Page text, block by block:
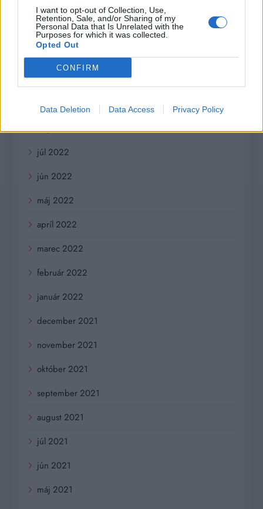
I want to opt-out of Collection, Use,
Retention, Sale, and/or Sharing of my
Personal Data that Is Unrelated with the
Purposes for which it was collected.
Opted Out
CONFIRM
Data Deletion Data Access Privacy Policy
január 2023
december 2022
november 2022
október 2022
september 2022
august 2022
júl 2022
jún 2022
máj 2022
apríl 2022
marec 2022
február 2022
január 2022
december 2021
november 2021
október 2021
september 2021
august 2021
júl 2021
jún 2021
máj 2021